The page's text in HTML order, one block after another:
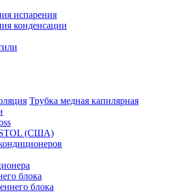
испарения
конденсации
Трубка медная капилярная
(США)
блока
блока